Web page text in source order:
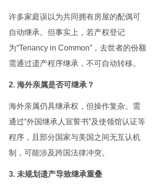
许多家庭误以为共同拥有房屋的配偶可
自动继承。但事实上，若产权登记
为“Tenancy in Common”，去世者的份额
需通过遗产程序继承，不可自动转移。
2. 海外亲属是否可继承？
海外亲属仍具继承权，但操作复杂。需
通过“外国继承人宣誓书”及使领馆认证等
程序，且部分国家与美国之间无互认机
制，可能涉及跨国法律冲突。
3. 未规划遗产导致继承重叠